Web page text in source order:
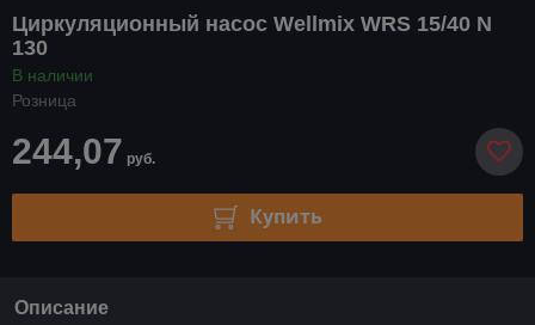
Циркуляционный насос Wellmix WRS 15/40 N
130
В наличии
Розница
244,07 руб.
Купить
Описание